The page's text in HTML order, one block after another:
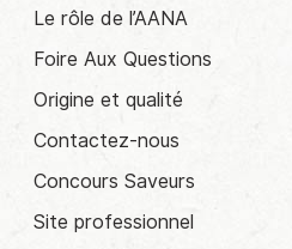
Le rôle de l’AANA
Foire Aux Questions
Origine et qualité
Contactez-nous
Concours Saveurs
Site professionnel